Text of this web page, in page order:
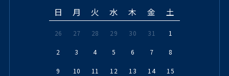
日 月 火 水 木 金 土
26 27 28 29 30 31 1
2 3 4 5 6 7 8
9 10 11 12 13 14 15